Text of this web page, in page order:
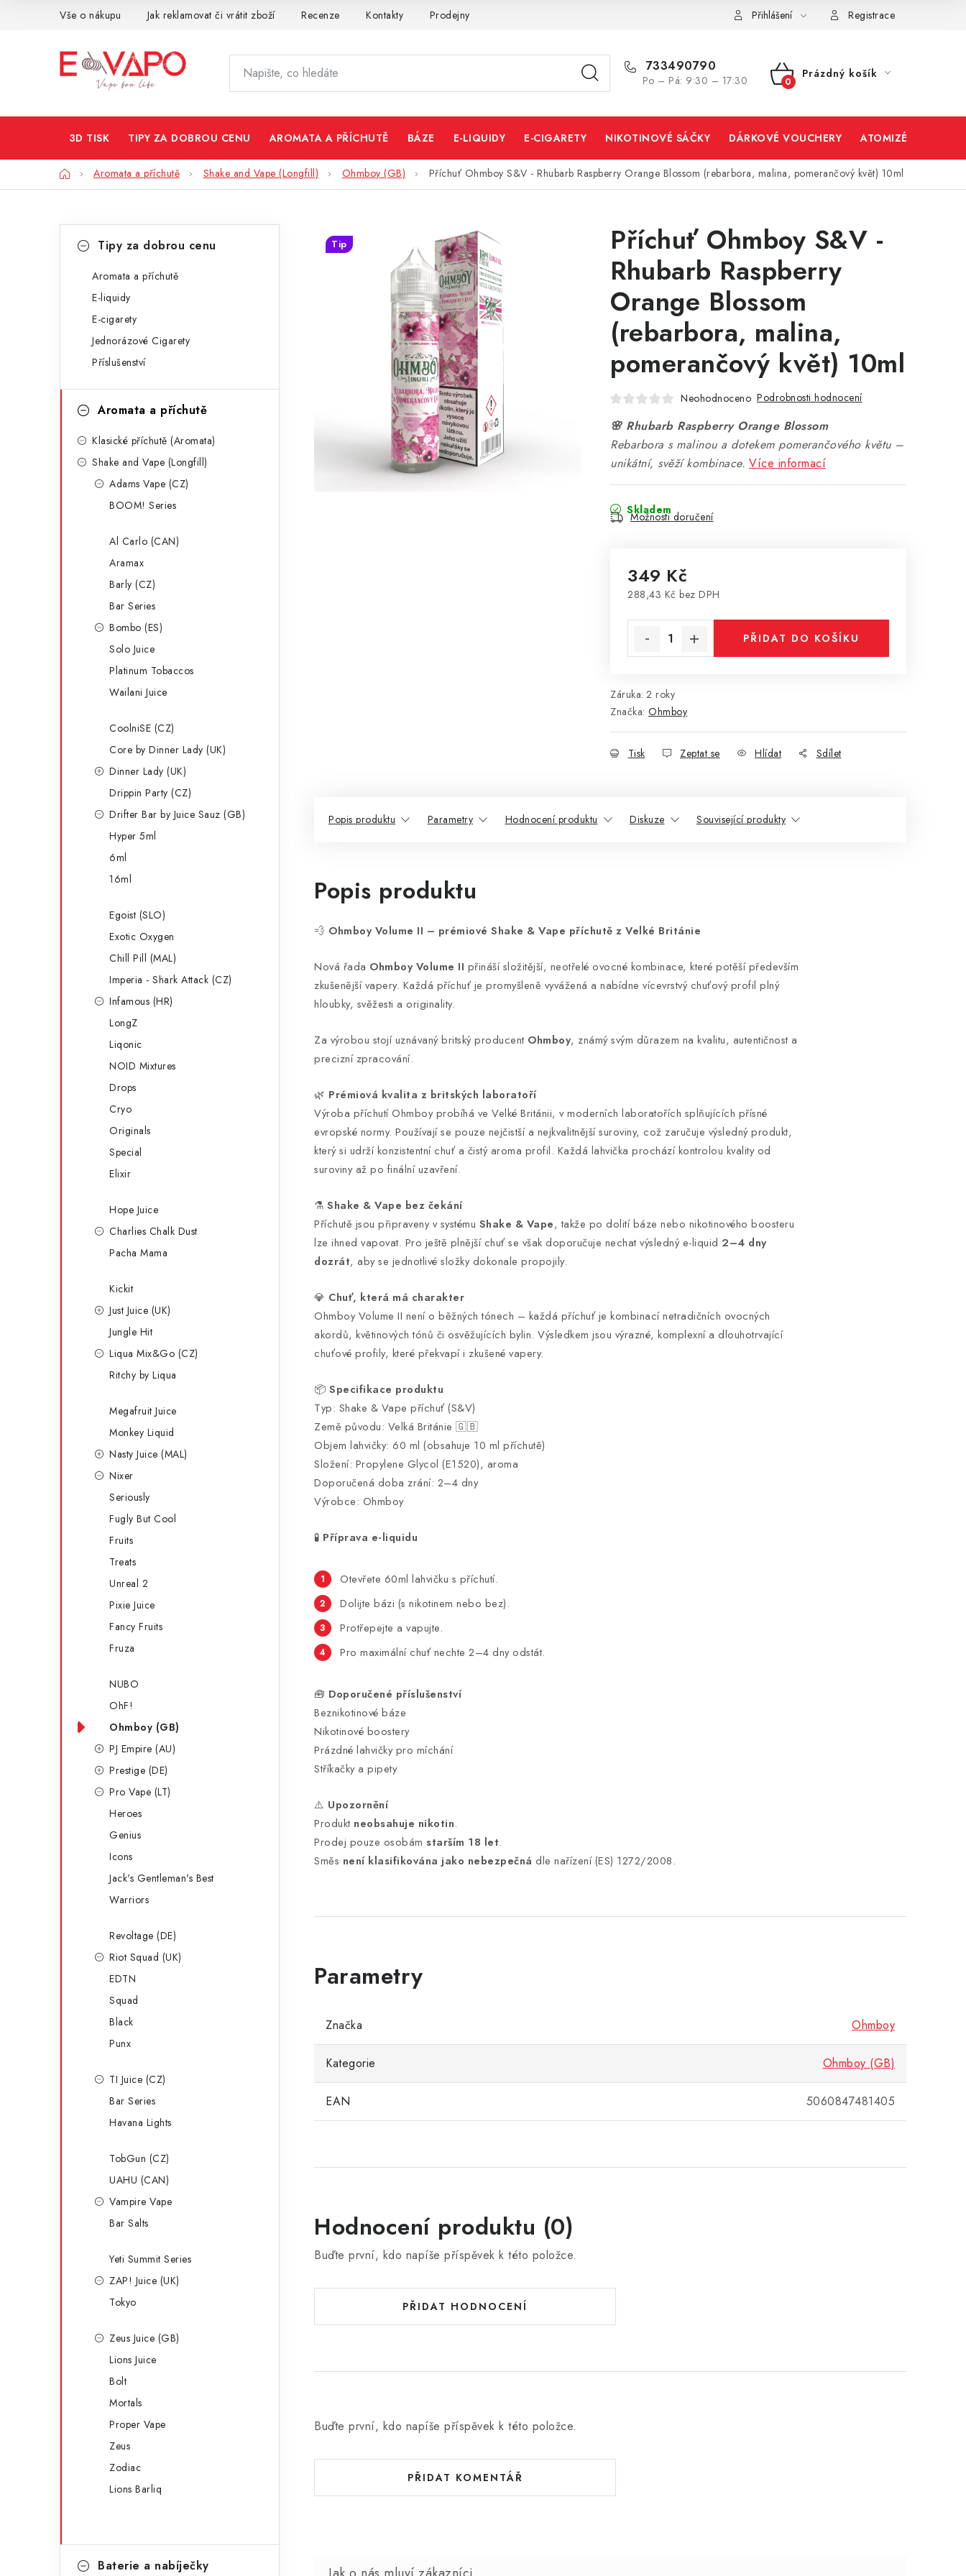
Vše o nákupu Jak reklamovat či vrátit zboží Recenze Kontakty Prodejny Přihlášení Registrace
733490790
Po – Pá: 9:30 – 17:30
NÁKUPNÍ
Prázdný košík
3D TISK TIPY ZA DOBROU CENU AROMATA A PŘÍCHUTĚ BÁZE E-LIQUIDY E-CIGARETY NIKOTINOVÉ SÁČKY DÁRKOVÉ VOUCHERY ATOMIZÉRY A
DomůAromata a příchutě Shake and Vape (Longfill) Ohmboy (GB) Příchuť Ohmboy S&V - Rhubarb Raspberry Orange Blossom (rebarbora, malina, pomerančový květ) 10ml
n
kategorieTipy za dobrou cenu
Aromata a příchutě
E-liquidy
E-cigarety
Jednorázové Cigarety
Příslušenství
Aromata a příchutě
Klasické příchutě (Aromata)
Shake and Vape (Longfill)
Adams Vape (CZ)
BOOM! Series
Al Carlo (CAN)
Aramax
Barly (CZ)
Bar Series
Bombo (ES)
Solo Juice
Platinum Tobaccos
Wailani Juice
CoolniSE (CZ)
Core by Dinner Lady (UK)
Dinner Lady (UK)
Drippin Party (CZ)
Drifter Bar by Juice Sauz (GB)
Hyper 5ml
6ml
16ml
Egoist (SLO)
Exotic Oxygen
Chill Pill (MAL)
Imperia - Shark Attack (CZ)
Infamous (HR)
LongZ
Liqonic
NOID Mixtures
Drops
Cryo
Originals
Special
Elixir
Hope Juice
Charlies Chalk Dust
Pacha Mama
Kickit
Just Juice (UK)
Jungle Hit
Liqua Mix&Go (CZ)
Ritchy by Liqua
Megafruit Juice
Monkey Liquid
Nasty Juice (MAL)
Nixer
Seriously
Fugly But Cool
Fruits
Treats
Unreal 2
Pixie Juice
Fancy Fruits
Fruza
NUBO
OhF!
Ohmboy (GB)
PJ Empire (AU)
Prestige (DE)
Pro Vape (LT)
Heroes
Genius
Icons
Jack's Gentleman's Best
Warriors
Revoltage (DE)
Riot Squad (UK)
EDTN
Squad
Black
Punx
TI Juice (CZ)
Bar Series
Havana Lights
TobGun (CZ)
UAHU (CAN)
Vampire Vape
Bar Salts
Yeti Summit Series
ZAP! Juice (UK)
Tokyo
Zeus Juice (GB)
Lions Juice
Bolt
Mortals
Proper Vape
Zeus
Zodiac
Lions Barliq
Baterie a nabíječky
Příchuť Ohmboy S&V -
Rhubarb Raspberry
Orange Blossom
(rebarbora, malina,
pomerančový květ) 10ml
Neohodnoceno Podrobnosti hodnocení
🌸 Rhubarb Raspberry Orange Blossom
Rebarbora s malinou a dotekem pomerančového květu –
unikátní, svěží kombinace. Více informací
Skladem
Možnosti doručení
349 Kč
288,43 Kč bez DPH
PŘIDAT DO KOŠÍKU
Záruka: 2 roky
Značka: Ohmboy
Tisk Zeptat se Hlídat Sdílet
Tip
Popis produktu Parametry Hodnocení produktu Diskuze Související produkty
Popis produktu
💨 Ohmboy Volume II – prémiové Shake & Vape příchutě z Velké Británie
Nová řada Ohmboy Volume II přináší složitější, neotřelé ovocné kombinace, které potěší především
zkušenější vapery. Každá příchuť je promyšleně vyvážená a nabídne vícevrstvý chuťový profil plný
hloubky, svěžesti a originality.
Za výrobou stojí uznávaný britský producent Ohmboy, známý svým důrazem na kvalitu, autentičnost a
precizní zpracování.
🌿 Prémiová kvalita z britských laboratoří
Výroba příchutí Ohmboy probíhá ve Velké Británii, v moderních laboratořích splňujících přísné
evropské normy. Používají se pouze nejčistší a nejkvalitnější suroviny, což zaručuje výsledný produkt,
který si udrží konzistentní chuť a čistý aroma profil. Každá lahvička prochází kontrolou kvality od
suroviny až po finální uzavření.
⚗️ Shake & Vape bez čekání
Příchutě jsou připraveny v systému Shake & Vape, takže po dolití báze nebo nikotinového boosteru
lze ihned vapovat. Pro ještě plnější chuť se však doporučuje nechat výsledný e-liquid 2–4 dny
dozrát, aby se jednotlivé složky dokonale propojily.
💎 Chuť, která má charakter
Ohmboy Volume II není o běžných tónech – každá příchuť je kombinací netradičních ovocných
akordů, květinových tónů či osvěžujících bylin. Výsledkem jsou výrazné, komplexní a dlouhotrvající
chuťové profily, které překvapí i zkušené vapery.
📦 Specifikace produktu
Typ: Shake & Vape příchuť (S&V)
Země původu: Velká Británie 🇬🇧
Objem lahvičky: 60 ml (obsahuje 10 ml příchutě)
Složení: Propylene Glycol (E1520), aroma
Doporučená doba zrání: 2–4 dny
Výrobce: Ohmboy
🧪 Příprava e-liquidu
Otevřete 60ml lahvičku s příchutí.
Dolijte bázi (s nikotinem nebo bez).
Protřepejte a vapujte.
Pro maximální chuť nechte 2–4 dny odstát.
🧰 Doporučené příslušenství
Beznikotinové báze
Nikotinové boostery
Prázdné lahvičky pro míchání
Stříkačky a pipety
⚠️ Upozornění
Produkt neobsahuje nikotin.
Prodej pouze osobám starším 18 let.
Směs není klasifikována jako nebezpečná dle nařízení (ES) 1272/2008.
Značka Ohmboy
Kategorie Ohmboy (GB)
EAN 5060847481405
Hodnocení produktu (0)
Buďte první, kdo napíše příspěvek k této položce.
PŘIDAT HODNOCENÍ
Buďte první, kdo napíše příspěvek k této položce.
PŘIDAT KOMENTÁŘ